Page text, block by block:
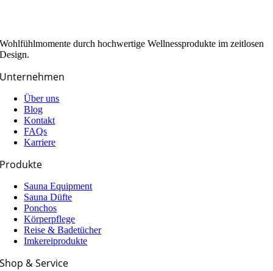
Wohlfühlmomente durch hochwertige Wellnessprodukte im zeitlosen
Design.
Unternehmen
Über uns
Blog
Kontakt
FAQs
Karriere
Produkte
Sauna Equipment
Sauna Düfte
Ponchos
Körperpflege
Reise & Badetücher
Imkereiprodukte
Shop & Service